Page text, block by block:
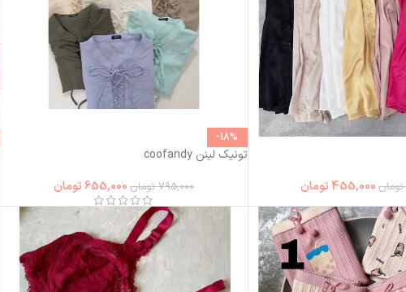
تومان 455,000 تومان
-18%
تونیک لینن coofandy
795,000 تومان 655,000تومان